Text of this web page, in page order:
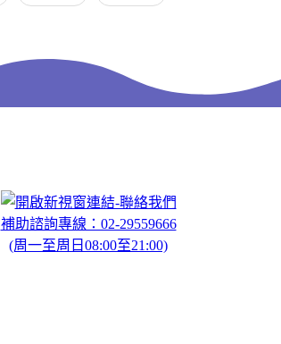
補助諮詢專線：02-29559666
(周一至周日08:00至21:00)